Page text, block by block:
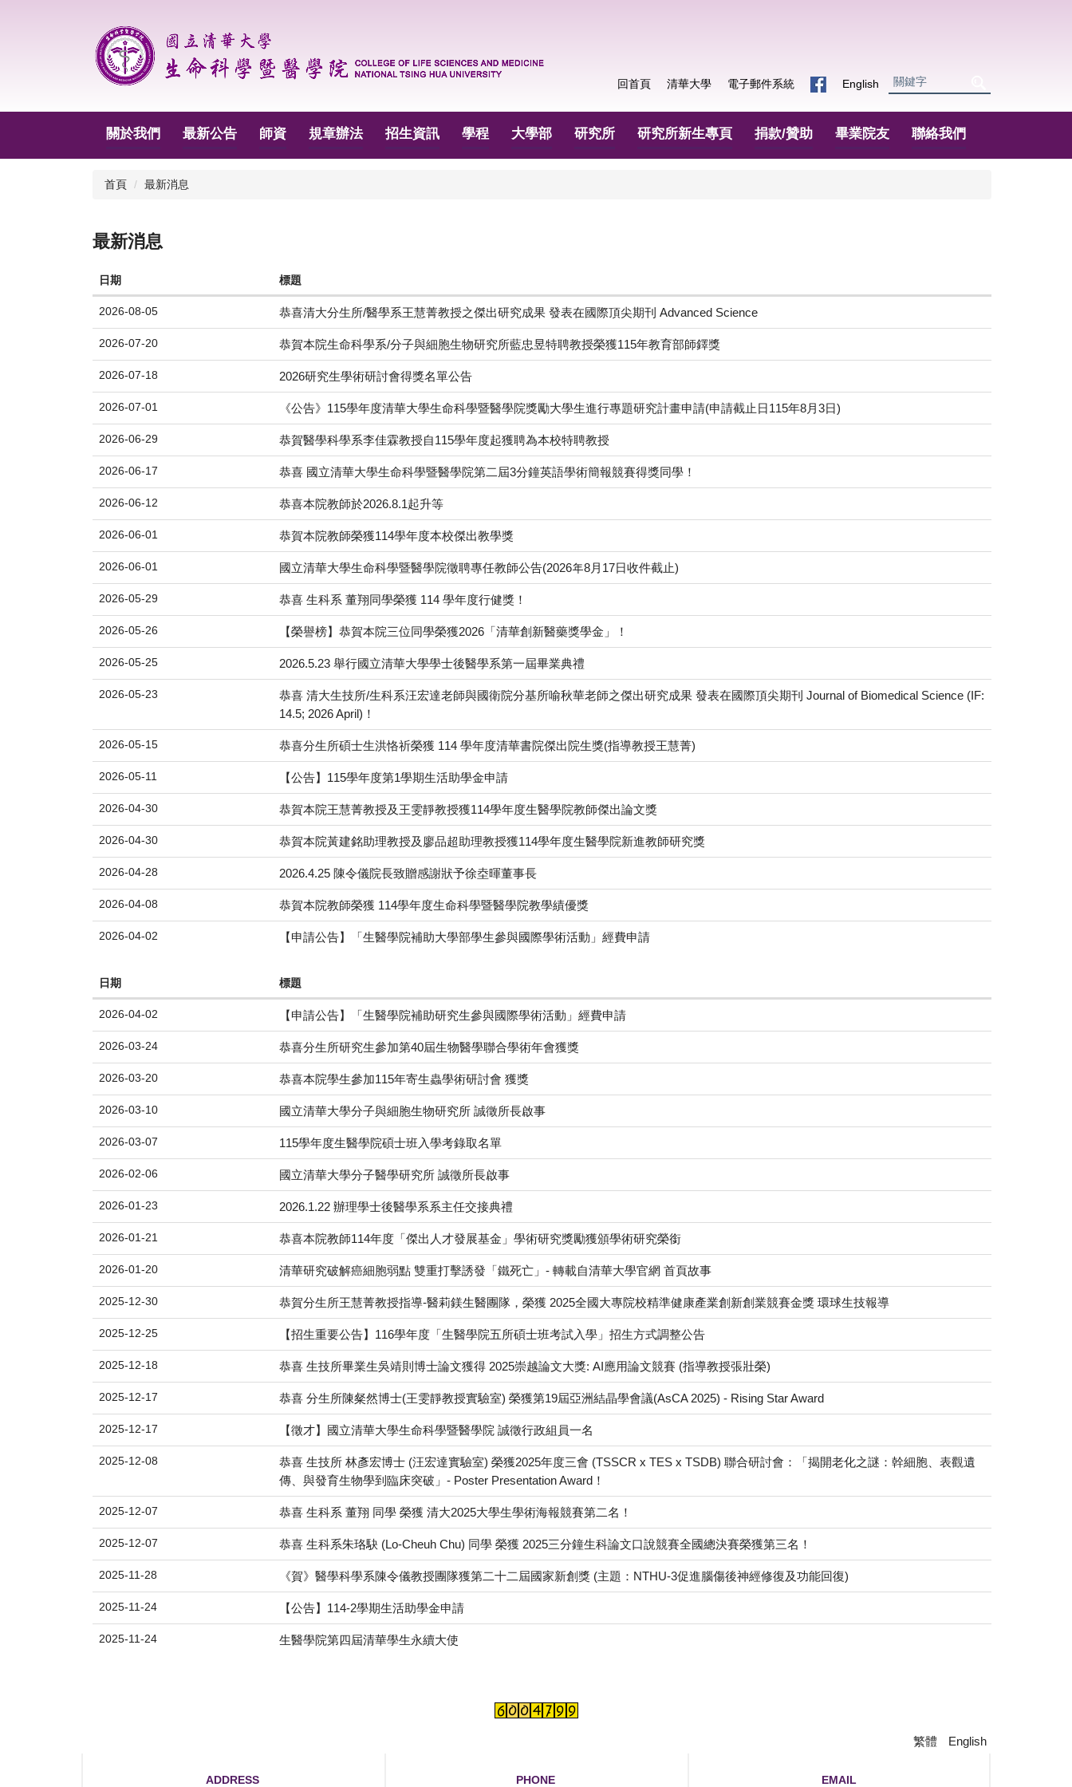
區
回首頁 清華大學 電子郵件系統 English
關於我們 最新公告 師資 規章辦法 招生資訊 學程 大學部 研究所 研究所新生專頁 捐款/贊助 畢業院友 聯絡我們
首頁 最新消息
最新消息
日期 標題
2026-08-05 恭喜清大分生所/醫學系王慧菁教授之傑出研究成果 發表在國際頂尖期刊 Advanced Science
2026-07-20 恭賀本院生命科學系/分子與細胞生物研究所藍忠昱特聘教授榮獲115年教育部師鐸獎
2026-07-18 2026研究生學術研討會得獎名單公告
2026-07-01 《公告》115學年度清華大學生命科學暨醫學院獎勵大學生進行專題研究計畫申請(申請截止日115年8月3日)
2026-06-29 恭賀醫學科學系李佳霖教授自115學年度起獲聘為本校特聘教授
2026-06-17 恭喜 國立清華大學生命科學暨醫學院第二屆3分鐘英語學術簡報競賽得獎同學！
2026-06-12 恭喜本院教師於2026.8.1起升等
2026-06-01 恭賀本院教師榮獲114學年度本校傑出教學獎
2026-06-01 國立清華大學生命科學暨醫學院徵聘專任教師公告(2026年8月17日收件截止)
2026-05-29 恭喜 生科系 董翔同學榮獲 114 學年度行健獎！
2026-05-26 【榮譽榜】恭賀本院三位同學榮獲2026「清華創新醫藥獎學金」！
2026-05-25 2026.5.23 舉行國立清華大學學士後醫學系第一屆畢業典禮
2026-05-23
恭喜 清大生技所/生科系汪宏達老師與國衛院分基所喻秋華老師之傑出研究成果 發表在國際頂尖期刊 Journal of Biomedical Science (IF:
14.5; 2026 April)！
2026-05-15 恭喜分生所碩士生洪恪祈榮獲 114 學年度清華書院傑出院生獎(指導教授王慧菁)
2026-05-11 【公告】115學年度第1學期生活助學金申請
2026-04-30 恭賀本院王慧菁教授及王雯靜教授獲114學年度生醫學院教師傑出論文獎
2026-04-30 恭賀本院黃建銘助理教授及廖品超助理教授獲114學年度生醫學院新進教師研究獎
2026-04-28 2026.4.25 陳令儀院長致贈感謝狀予徐坴暉董事長
2026-04-08 恭賀本院教師榮獲 114學年度生命科學暨醫學院教學績優獎
2026-04-02 【申請公告】「生醫學院補助大學部學生參與國際學術活動」經費申請
日期 標題
2026-04-02 【申請公告】「生醫學院補助研究生參與國際學術活動」經費申請
2026-03-24 恭喜分生所研究生參加第40屆生物醫學聯合學術年會獲獎
2026-03-20 恭喜本院學生參加115年寄生蟲學術研討會 獲獎
2026-03-10 國立清華大學分子與細胞生物研究所 誠徵所長啟事
2026-03-07 115學年度生醫學院碩士班入學考錄取名單
2026-02-06 國立清華大學分子醫學研究所 誠徵所長啟事
2026-01-23 2026.1.22 辦理學士後醫學系系主任交接典禮
2026-01-21 恭喜本院教師114年度「傑出人才發展基金」學術研究獎勵獲頒學術研究榮銜
2026-01-20 清華研究破解癌細胞弱點 雙重打擊誘發「鐵死亡」- 轉載自清華大學官網 首頁故事
2025-12-30 恭賀分生所王慧菁教授指導-醫莉鎂生醫團隊，榮獲 2025全國大專院校精準健康產業創新創業競賽金獎 環球生技報導
2025-12-25 【招生重要公告】116學年度「生醫學院五所碩士班考試入學」招生方式調整公告
2025-12-18 恭喜 生技所畢業生吳靖則博士論文獲得 2025崇越論文大獎: AI應用論文競賽 (指導教授張壯榮)
2025-12-17 恭喜 分生所陳粲然博士(王雯靜教授實驗室) 榮獲第19屆亞洲結晶學會議(AsCA 2025) - Rising Star Award
2025-12-17 【徵才】國立清華大學生命科學暨醫學院 誠徵行政組員一名
2025-12-08
恭喜 生技所 林彥宏博士 (汪宏達實驗室) 榮獲2025年度三會 (TSSCR x TES x TSDB) 聯合研討會：「揭開老化之謎：幹細胞、表觀遺
傳、與發育生物學到臨床突破」- Poster Presentation Award！
2025-12-07 恭喜 生科系 董翔 同學 榮獲 清大2025大學生學術海報競賽第二名！
2025-12-07 恭喜 生科系朱珞駃 (Lo-Cheuh Chu) 同學 榮獲 2025三分鐘生科論文口說競賽全國總決賽榮獲第三名！
2025-11-28 《賀》醫學科學系陳令儀教授團隊獲第二十二屆國家新創獎 (主題：NTHU-3促進腦傷後神經修復及功能回復)
2025-11-24 【公告】114-2學期生活助學金申請
2025-11-24 生醫學院第四屆清華學生永續大使
繁體 English
ADDRESS PHONE EMAIL